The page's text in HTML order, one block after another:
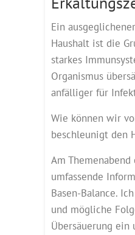
Ein
Haushalt ist die
starkes
Organismus
anfälliger für
Wie können wir
beschleunigt den
Am
umfassende
Basen-Balance.
und mögliche
Übersäuerung ein